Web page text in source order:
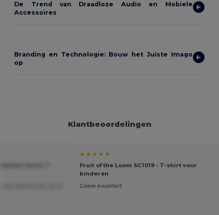
De Trend van Draadloze Audio en Mobiele
Accessoires
Branding en Technologie: Bouw het Juiste Imago
op
Klantbeoordelingen
★ ★ ★ ★ ★
Fruit of the Loom SC1019 - T-shirt voor
kinderen
Goeie kwaliteit